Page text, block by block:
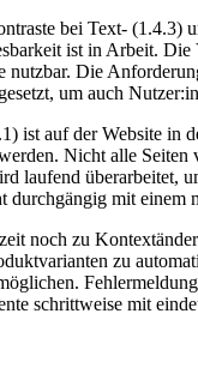
bei Text-
ist in Arbeit.
nutzbar. Die
um auch
ist auf der Website in
Nicht alle
laufend überarbeitet,
mit einem
noch zu
zu
schrittweise mit